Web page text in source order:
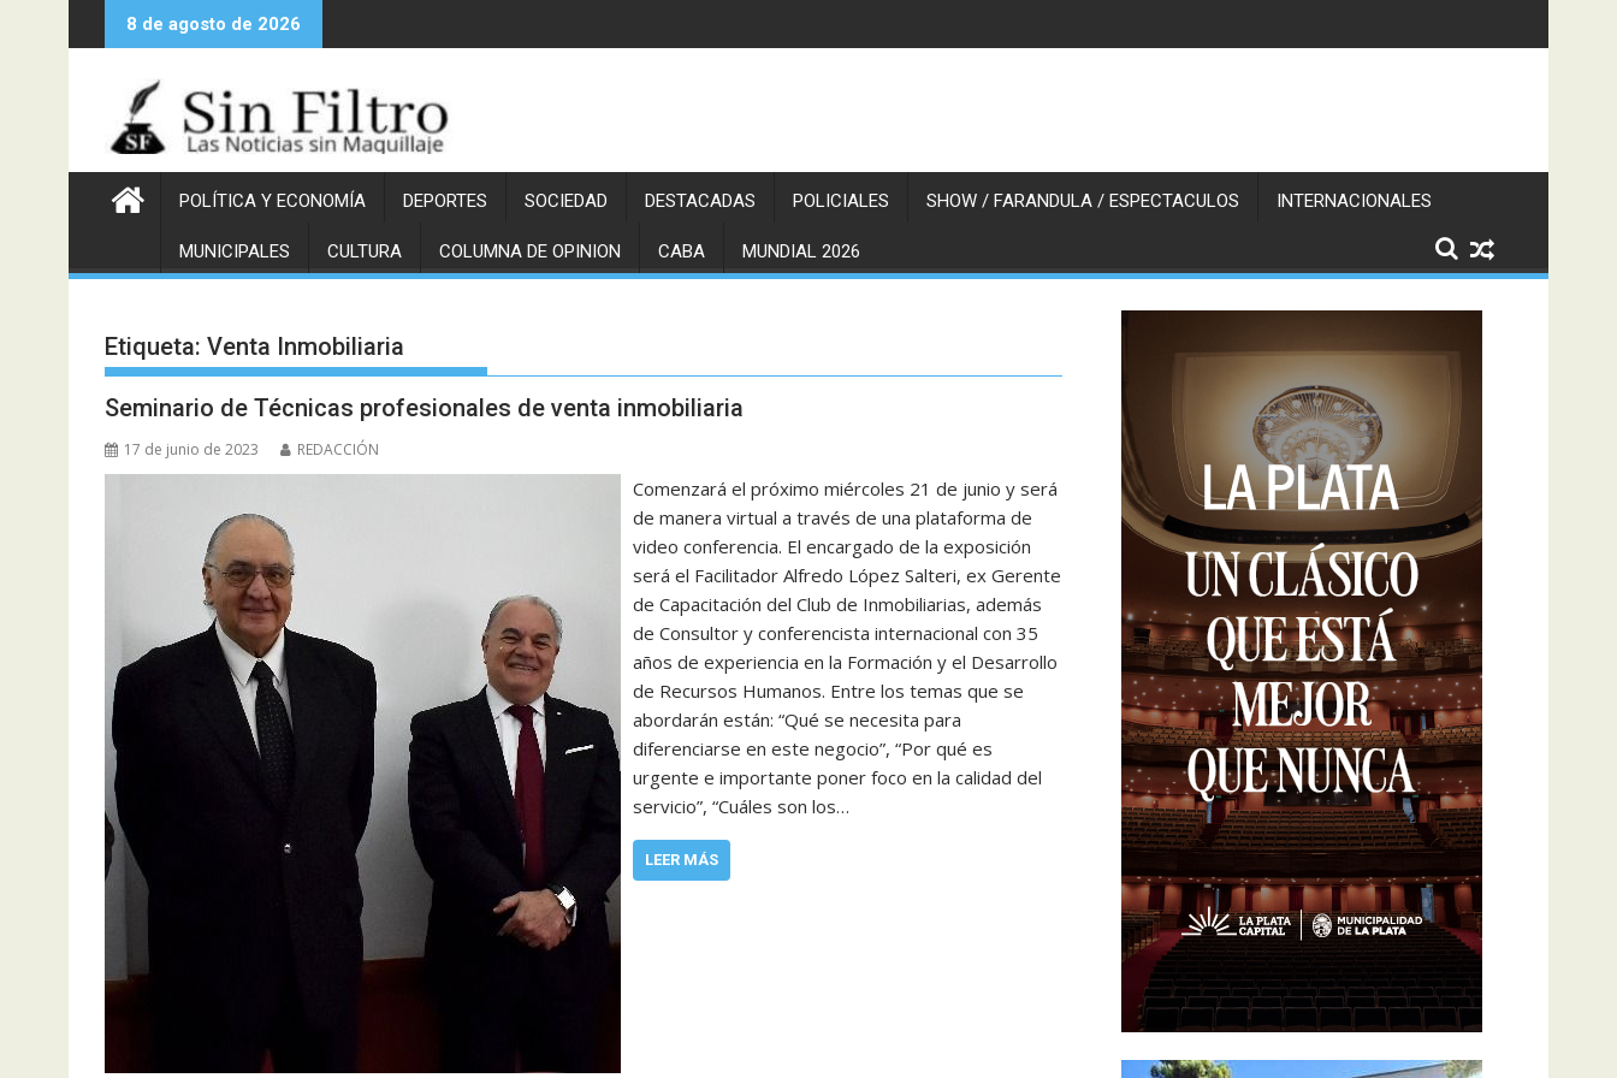
al
8 de agosto de 2026
POLÍTICA Y ECONOMÍA DEPORTES SOCIEDAD DESTACADAS POLICIALES SHOW / FARANDULA / ESPECTACULOS INTERNACIONALES
MUNICIPALES CULTURA COLUMNA DE OPINION CABA MUNDIAL 2026
Etiqueta: Venta Inmobiliaria
Seminario de Técnicas profesionales de venta inmobiliaria
17 de junio de 2023 REDACCIÓN
Comenzará el próximo miércoles 21 de junio y será
de manera virtual a través de una plataforma de
video conferencia. El encargado de la exposición
será el Facilitador Alfredo López Salteri, ex Gerente
de Capacitación del Club de Inmobiliarias, además
de Consultor y conferencista internacional con 35
años de experiencia en la Formación y el Desarrollo
de Recursos Humanos. Entre los temas que se
abordarán están: “Qué se necesita para
diferenciarse en este negocio”, “Por qué es
urgente e importante poner foco en la calidad del
servicio”, “Cuáles son los…
LEER MÁS